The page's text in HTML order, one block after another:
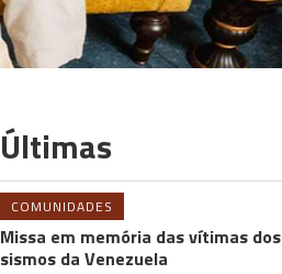
Últimas
COMUNIDADES
Missa em memória das vítimas dos
sismos da Venezuela